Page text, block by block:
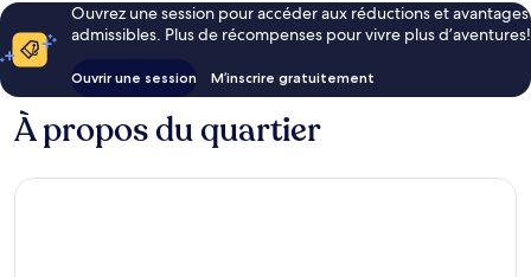
Ouvrez une session pour accéder aux réductions et avantages
admissibles. Plus de récompenses pour vivre plus d’aventures!
Ouvrir une session M’inscrire gratuitement
À propos du quartier